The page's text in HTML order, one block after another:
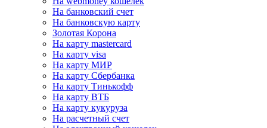
На банковский счет
На банковскую карту
Золотая Корона
На карту mastercard
На карту visa
На карту МИР
На карту Сбербанка
На карту Тинькофф
На карту ВТБ
На карту кукуруза
На расчетный счет